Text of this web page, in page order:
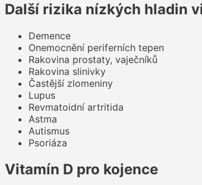
Další rizika nízkých hladin
Demence
Onemocnění periferních tepen
Rakovina prostaty, vaječníků
Rakovina slinivky
Častější zlomeniny
Lupus
Revmatoidní artritida
Astma
Autismus
Psoriáza
Vitamín D pro kojence